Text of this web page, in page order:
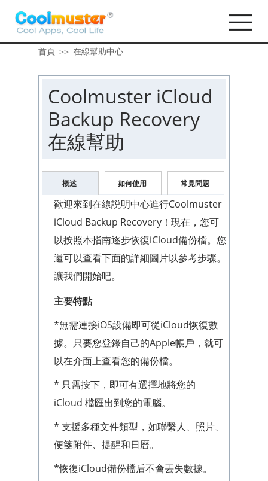
首頁 >> 在線幫助中心
Coolmuster iCloud
Backup Recovery
在線幫助
概述 如何使用 常見問題
歡迎來到在線説明中心進行Coolmuster
iCloud Backup Recovery！現在，您可
以按照本指南逐步恢復iCloud備份檔。您
還可以查看下面的詳細圖片以參考步驟。
讓我們開始吧。
主要特點
*無需連接iOS設備即可從iCloud恢復數
據。只要您登錄自己的Apple帳戶，就可
以在介面上查看您的備份檔。
* 只需按下，即可有選擇地將您的
iCloud 檔匯出到您的電腦。
* 支援多種文件類型，如聯繫人、照片、
便箋附件、提醒和日曆。
*恢復iCloud備份檔后不會丟失數據。